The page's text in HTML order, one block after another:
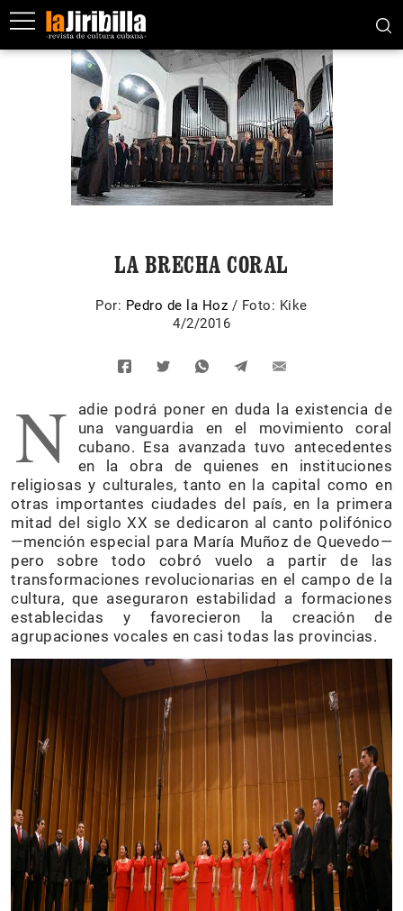
LA BRECHA CORAL
Por: Pedro de la Hoz / Foto: Kike
4/2/2016
N
adie podrá poner en duda la existencia de
una vanguardia en el movimiento coral
cubano. Esa avanzada tuvo antecedentes
en la obra de quienes en instituciones
religiosas y culturales, tanto en la capital como en
otras importantes ciudades del país, en la primera
mitad del siglo XX se dedicaron al canto polifónico
—mención especial para María Muñoz de Quevedo—
pero sobre todo cobró vuelo a partir de las
transformaciones revolucionarias en el campo de la
cultura, que aseguraron estabilidad a formaciones
establecidas y favorecieron la creación de
agrupaciones vocales en casi todas las provincias.